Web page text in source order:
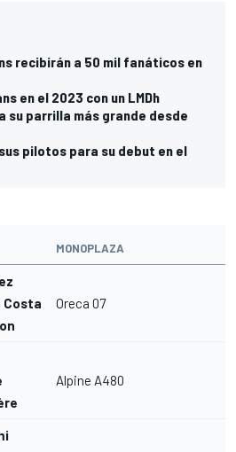
recibirán a 50 mil fanáticos en
en el 2023 con un LMDh
su parrilla más grande desde
pilotos para su debut en el
MONOPLAZA
Costa
Oreca 07
Alpine A480